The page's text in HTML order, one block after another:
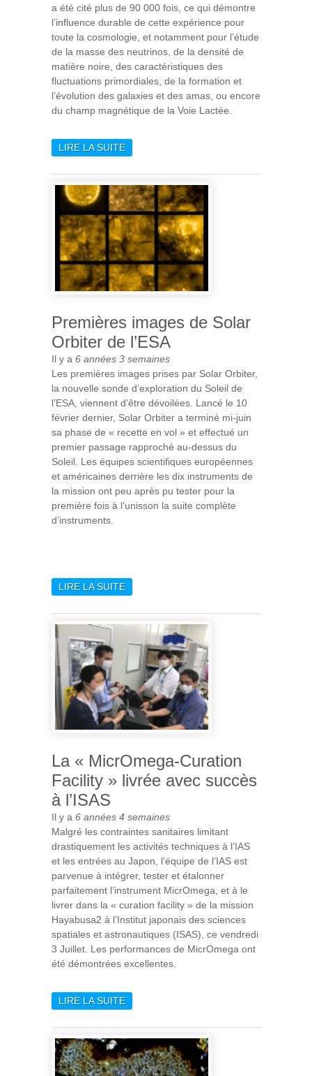
a été cité plus de 90 000 fois, ce qui démontre
l’influence durable de cette expérience pour
toute la cosmologie, et notamment pour l’étude
de la masse des neutrinos, de la densité de
matière noire, des caractéristiques des
fluctuations primordiales, de la formation et
l’évolution des galaxies et des amas, ou encore
du champ magnétique de la Voie Lactée.
LIRE LA SUITEDE LA MISSION PLANCK, UN
L’HISTOIRE DE LA
COSMOLOGIE
Premières images de Solar
Orbiter de l’ESA
Il y a 6 années 3 semaines
Les premières images prises par Solar Orbiter,
la nouvelle sonde d’exploration du Soleil de
l’ESA, viennent d'être dévoilées. Lancé le 10
février dernier, Solar Orbiter a terminé mi-juin
sa phase de « recette en vol » et effectué un
premier passage rapproché au-dessus du
Soleil. Les équipes scientifiques européennes
et américaines derrière les dix instruments de
la mission ont peu après pu tester pour la
première fois à l’unisson la suite complète
d’instruments.
LIRE LA SUITEDE PREMIÈRES IMAGES DE
La « MicrOmega-Curation
Facility » livrée avec succès
à l’ISAS
Il y a 6 années 4 semaines
Malgré les contraintes sanitaires limitant
drastiquement les activités techniques à l’IAS
et les entrées au Japon, l’équipe de l’IAS est
parvenue à intégrer, tester et étalonner
parfaitement l’instrument MicrOmega, et à le
livrer dans la « curation facility » de la mission
Hayabusa2 à l’Institut japonais des sciences
spatiales et astronautiques (ISAS), ce vendredi
3 Juillet. Les performances de MicrOmega ont
été démontrées excellentes.
LIRE LA SUITEDE LA « MICROMEGA-
LIVRÉE AVEC SUCCÈS À
L’ISAS